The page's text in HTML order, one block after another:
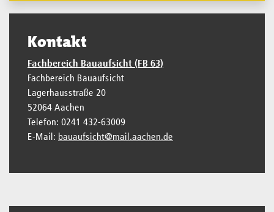
Kontakt
Fachbereich Bauaufsicht (FB 63)
Fachbereich Bauaufsicht
Lagerhausstraße 20
52064 Aachen
Telefon: 0241 432-63009
E-Mail: bauaufsicht@mail.aachen.de